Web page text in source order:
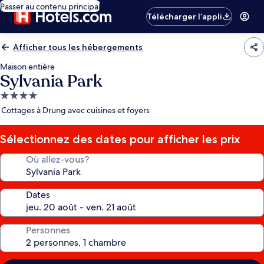
Passer au contenu principal
Télécharger l’appli
Afficher tous les hébergements
Maison entière
Sylvania Park
Hébergement
4.0 étoiles
Cottages à Drung avec cuisines et foyers
Sélectionnez des dates pour afficher les prix
Où allez-vous?
Dates
Personnes